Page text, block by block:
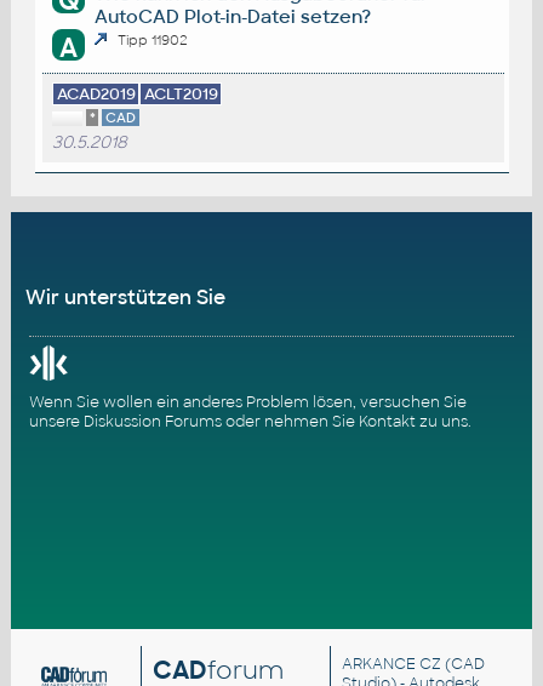
AutoCAD Plot-in-Datei setzen?
A Tipp 11902
ACAD2019 ACLT2019
* CAD
30.5.2018
Wir unterstützen Sie
Wenn Sie wollen ein anderes Problem lösen, versuchen Sie
unsere Diskussion Forumsoder nehmen Sie Kontakt zu uns.
CADforum ARKANCE CZ (CAD